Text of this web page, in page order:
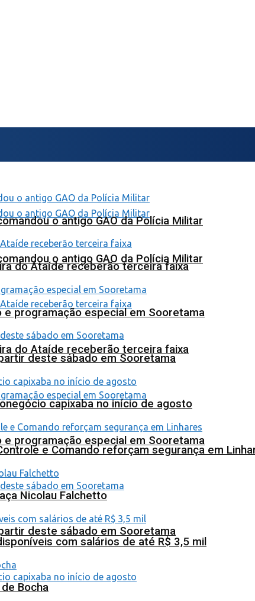
o antigo GAO da Polícia Militar
do Ataíde receberão terceira faixa
programação especial em Sooretama
deste sábado em Sooretama
o antigo GAO da Polícia Militar
do Ataíde receberão terceira faixa
programação especial em Sooretama
deste sábado em Sooretama
capixaba no início de agosto
e Comando reforçam segurança em
Nicolau Falchetto
com salários de até R$ 3,5 mil
Bocha